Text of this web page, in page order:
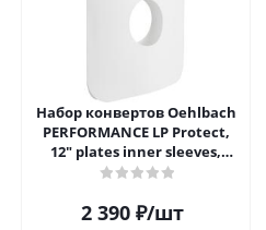
Набор конвертов Oehlbach
PERFORMANCE LP Protect,
12" plates inner sleeves,
D1C2611
2 390₽/шт